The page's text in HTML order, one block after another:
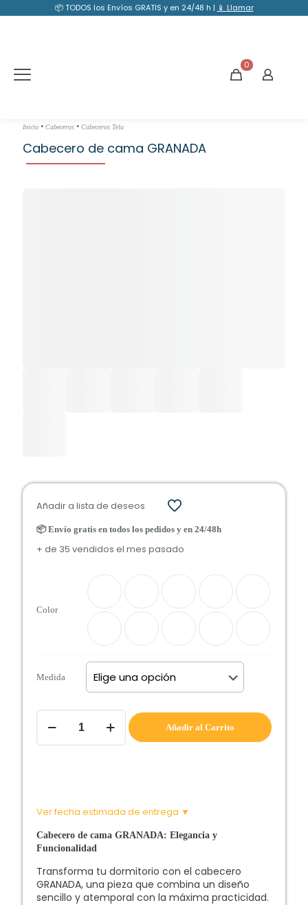
📦 TODOS los Envíos GRATIS y en 24/48 h | 📱 Llamar
0
Inicio • Cabeceros • Cabeceros Tela
Cabecero de cama GRANADA
Añadir a lista de deseos
📦 Envío gratis en todos los pedidos y en 24/48h
+ de 35 vendidos el mes pasado
Color
Medida
cama
Añadir al Carrito
Ver fecha estimada de entrega ▼
Cabecero de cama GRANADA: Elegancia y
Funcionalidad
Transforma tu dormitorio con el cabecero
GRANADA, una pieza que combina un diseño
sencillo y atemporal con la máxima practicidad.